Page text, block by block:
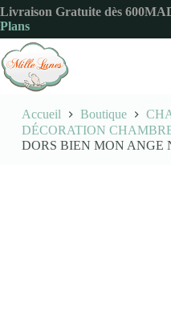
Passer
au
contenu
Livraison Gratuite dès
Plans
Accueil Boutique
DÉCORATION
DORS BIEN MON ANGE